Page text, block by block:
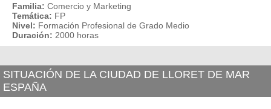
Familia: Comercio y Marketing
Temática: FP
Nivel: Formación Profesional de Grado Medio
Duración: 2000 horas
SITUACIÓN DE LA CIUDAD DE LLORET DE MAR
ESPAÑA